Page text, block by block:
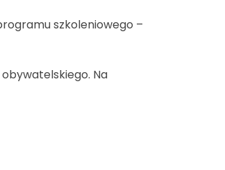
szkoleniowego –
Na